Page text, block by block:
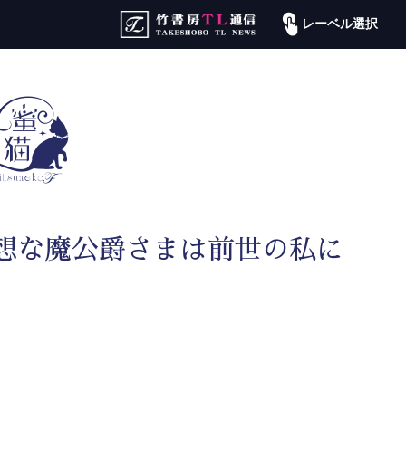
レーベル選択
魔公爵さまは前世の私に